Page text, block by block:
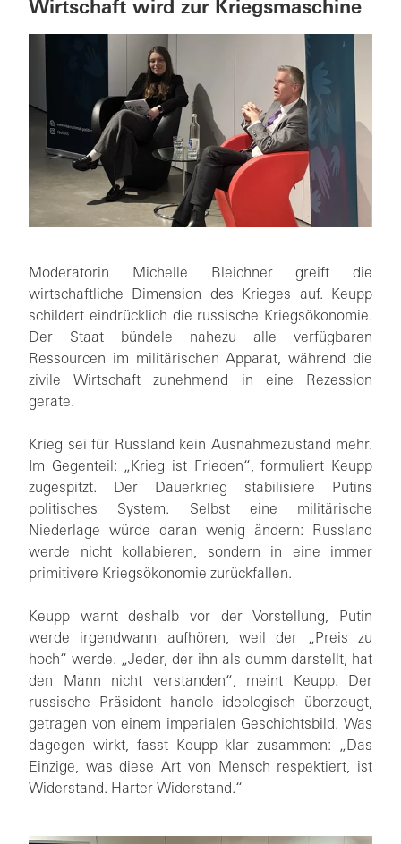
Wirtschaft wird zur Kriegsmaschine
Moderatorin Michelle Bleichner greift die
wirtschaftliche Dimension des Krieges auf. Keupp
schildert eindrücklich die russische Kriegsökonomie.
Der Staat bündele nahezu alle verfügbaren
Ressourcen im militärischen Apparat, während die
zivile Wirtschaft zunehmend in eine Rezession
gerate.
Krieg sei für Russland kein Ausnahmezustand mehr.
Im Gegenteil: „Krieg ist Frieden“, formuliert Keupp
zugespitzt. Der Dauerkrieg stabilisiere Putins
politisches System. Selbst eine militärische
Niederlage würde daran wenig ändern: Russland
werde nicht kollabieren, sondern in eine immer
primitivere Kriegsökonomie zurückfallen.
Keupp warnt deshalb vor der Vorstellung, Putin
werde irgendwann aufhören, weil der „Preis zu
hoch“ werde. „Jeder, der ihn als dumm darstellt, hat
den Mann nicht verstanden“, meint Keupp. Der
russische Präsident handle ideologisch überzeugt,
getragen von einem imperialen Geschichtsbild. Was
dagegen wirkt, fasst Keupp klar zusammen: „Das
Einzige, was diese Art von Mensch respektiert, ist
Widerstand. Harter Widerstand.“